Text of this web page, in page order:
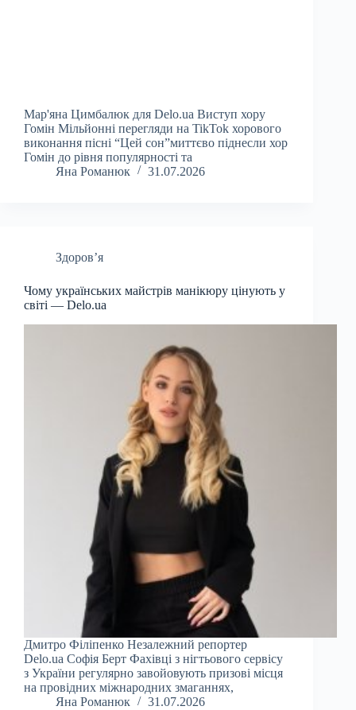
Мар'яна Цимбалюк для Delo.ua Виступ хору
Гомін Мільйонні перегляди на TikTok хорового
виконання пісні “Цей сон”миттєво піднесли хор
Гомін до рівня популярності та
Яна Романюк
31.07.2026
Здоров’я
Чому українських майстрів манікюру цінують у
світі — Delo.ua
Дмитро Філіпенко Незалежний репортер
Delo.ua Софія Берт Фахівці з нігтьового сервісу
з України регулярно завойовують призові місця
на провідних міжнародних змаганнях,
Яна Романюк
31.07.2026